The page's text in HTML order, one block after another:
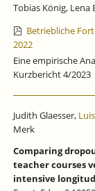
Tobias König, Lena
Betriebliche
2022
Eine empirische
Kurzbericht 4/2023
Judith Glaesser,
Merk
Comparing
teacher courses
intensive